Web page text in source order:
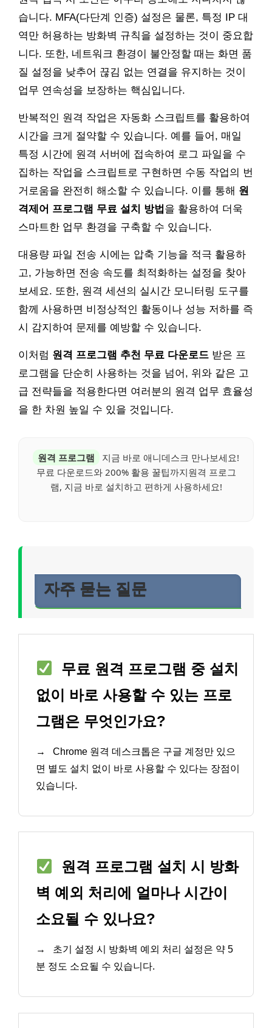
습니다. MFA(다단계 인증) 설정은 물론, 특정 IP 대
역만 허용하는 방화벽 규칙을 설정하는 것이 중요합
니다. 또한, 네트워크 환경이 불안정할 때는 화면 품
질 설정을 낮추어 끊김 없는 연결을 유지하는 것이
업무 연속성을 보장하는 핵심입니다.
반복적인 원격 작업은 자동화 스크립트를 활용하여
시간을 크게 절약할 수 있습니다. 예를 들어, 매일
특정 시간에 원격 서버에 접속하여 로그 파일을 수
집하는 작업을 스크립트로 구현하면 수동 작업의 번
거로움을 완전히 해소할 수 있습니다. 이를 통해 원
격제어 프로그램 무료 설치 방법 을 활용하여 더욱
스마트한 업무 환경을 구축할 수 있습니다.
대용량 파일 전송 시에는 압축 기능을 적극 활용하
고, 가능하면 전송 속도를 최적화하는 설정을 찾아
보세요. 또한, 원격 세션의 실시간 모니터링 도구를
함께 사용하면 비정상적인 활동이나 성능 저하를 즉
시 감지하여 문제를 예방할 수 있습니다.
이처럼 원격 프로그램 추천 무료 다운로드 받은 프
로그램을 단순히 사용하는 것을 넘어, 위와 같은 고
급 전략들을 적용한다면 여러분의 원격 업무 효율성
을 한 차원 높일 수 있을 것입니다.
원격 프로그램
지금 바로 애니데스크 만나보세요!
무료 다운로드와 200% 활용 꿀팁까지원격 프로그
램, 지금 바로 설치하고 편하게 사용하세요!
자주 묻는 질문
무료 원격 프로그램 중 설치
없이 바로 사용할 수 있는 프로
그램은 무엇인가요?
→
Chrome 원격 데스크톱은 구글 계정만 있으
면 별도 설치 없이 바로 사용할 수 있다는 장점이
있습니다.
원격 프로그램 설치 시 방화
벽 예외 처리에 얼마나 시간이
소요될 수 있나요?
→
초기 설정 시 방화벽 예외 처리 설정은 약 5
분 정도 소요될 수 있습니다.